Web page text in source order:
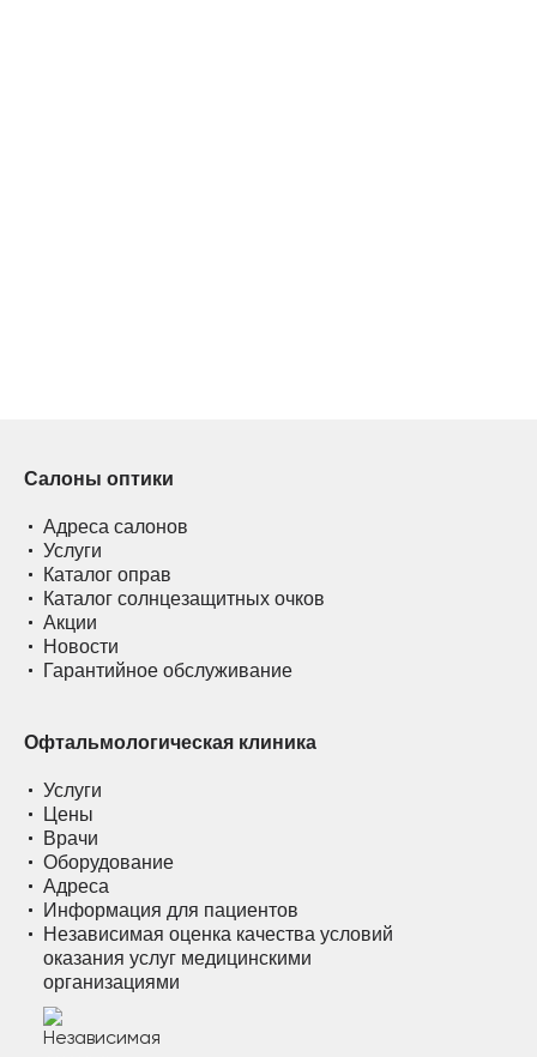
Салоны оптики
Адреса салонов
Услуги
Каталог оправ
Каталог солнцезащитных очков
Акции
Новости
Гарантийное обслуживание
Офтальмологическая клиника
Услуги
Цены
Врачи
Оборудование
Адреса
Информация для пациентов
Независимая оценка качества условий
оказания услуг медицинскими
организациями